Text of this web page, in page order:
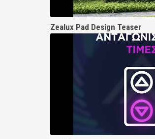
Zealux Pad Design Teaser